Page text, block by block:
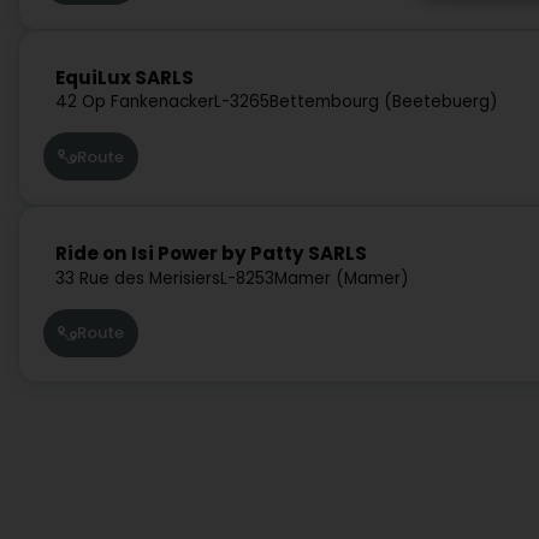
EquiLux SARLS
42 Op FankenackerL-3265Bettembourg (Beetebuerg)
Route
Ride on Isi Power by Patty SARLS
33 Rue des MerisiersL-8253Mamer (Mamer)
Route